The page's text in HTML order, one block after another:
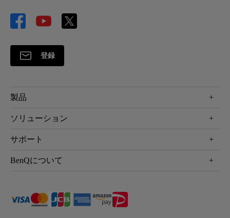
登録
製品
プロジェクター
照明
Webカメラ
ソリューション
ビジネス向け
知識ページ
AQCOLOR
e-Sports
サポート
サポート
製品保守サービス終了のご案内
BenQについて
リーダーシップ
ニュース